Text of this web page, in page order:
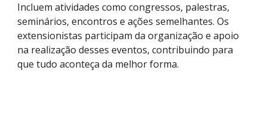
Incluem atividades como congressos, palestras,
seminários, encontros e ações semelhantes. Os
extensionistas participam da organização e apoio
na realização desses eventos, contribuindo para
que tudo aconteça da melhor forma.